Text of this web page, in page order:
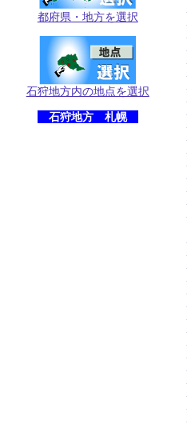
都府県・地方を選択
石狩地方内の地点を選択
石狩地方 札幌